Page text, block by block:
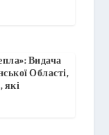
Видача
Області,
які